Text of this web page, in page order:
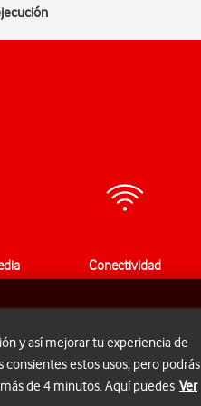
Conectividad
y así mejorar tu experiencia de
estos usos, pero podrás
de 4 minutos. Aquí puedes Ver